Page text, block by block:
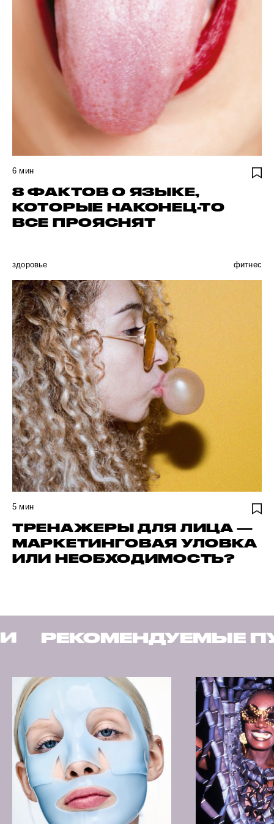
6 мин
8 ФАКТОВ О ЯЗЫКЕ,
КОТОРЫЕ НАКОНЕЦ-ТО
ВСЕ ПРОЯСНЯТ
здоровье фитнес
5 мин
ТРЕНАЖЕРЫ ДЛЯ ЛИЦА —
МАРКЕТИНГОВАЯ УЛОВКА
ИЛИ НЕОБХОДИМОСТЬ?